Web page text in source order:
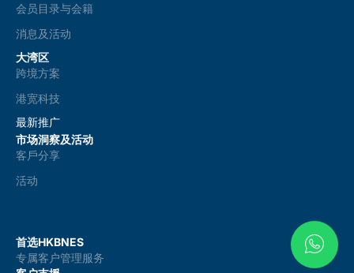
会员目录与会籍
消息及活动
大湾区
跨境方案
港宽科技
最新推广
市场洞察及活动
客戶分享
活动
首选HKBNES
专属客户管理服务